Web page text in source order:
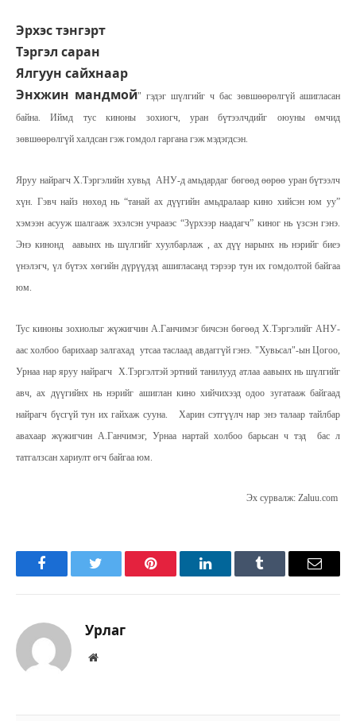
Эрхэс тэнгэрт
Тэргэл саран
Ялгуун сайхнаар
Энхжин мандмой" гэдэг шүлгийг ч бас зөвшөөрөлгүй ашигласан
байна. Иймд тус киноны зохиогч, уран бүтээлчдийг оюуны өмчид
зөвшөөрөлгүй халдсан гэж гомдол гаргана гэж мэдэгдсэн.
Яруу найрагч Х.Тэргэлийн хувьд АНУ-д амьдардаг бөгөөд өөрөө уран бүтээлч
хүн. Гэвч найз нөхөд нь “танай ах дүүгийн амьдралаар кино хийсэн юм уу”
хэмээн асууж шалгааж эхэлсэн учрааэс “Зүрхээр наадагч” киног нь үзсэн гэнэ.
Энэ кинонд аавынх нь шүлгийг хуулбарлаж , ах дүү нарынх нь нэрийг биеэ
үнэлэгч, үл бүтэх хөгийн дүрүүдэд ашигласанд тэрээр тун их гомдолтой байгаа
юм.
Тус киноны зохиолыг жүжигчин А.Ганчимэг бичсэн бөгөөд Х.Тэргэлийг АНУ-
аас холбоо барихаар залгахад утсаа таслаад авдаггүй гэнэ. "Хувьсал"-ын Цогоо,
Урнаа нар яруу найрагч Х.Тэргэлтэй эртний танилууд атлаа аавынх нь шүлгийг
авч, ах дүүгийнх нь нэрийг ашиглан кино хийчихээд одоо зугатааж байгаад
найрагч бүсгүй тун их гайхаж сууна. Харин сэтгүүлч нар энэ талаар тайлбар
авахаар жүжигчин А.Ганчимэг, Урнаа нартай холбоо барьсан ч тэд бас л
татгалзсан хариулт өгч байгаа юм.
Эх сурвалж: Zaluu.com
FacebookTwitter Pinterest LinkedInTumblr Имэйл
Урлаг
Вэбсайт